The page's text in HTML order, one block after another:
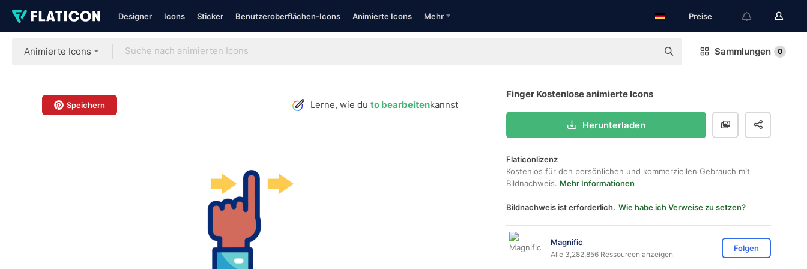
Designer Icons Sticker Benutzeroberflächen-Icons Animierte Icons Mehr Preise
Animierte Icons Sammlungen 0
Speichern Lerne, wie du to bearbeitenkannst
Finger Kostenlose animierte Icons
Herunterladen
Flaticonlizenz
Kostenlos für den persönlichen und kommerziellen Gebrauch mit
Bildnachweis. Mehr Informationen
Bildnachweis ist erforderlich. Wie habe ich Verweise zu setzen?
Magnific
Alle 3,282,856 Ressourcen anzeigen
Folgen